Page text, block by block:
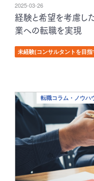
2025-03-26
経験と希望を考慮し
業への転職を実現
未経験(コンサルタントを目
転職コラム・ノウハ